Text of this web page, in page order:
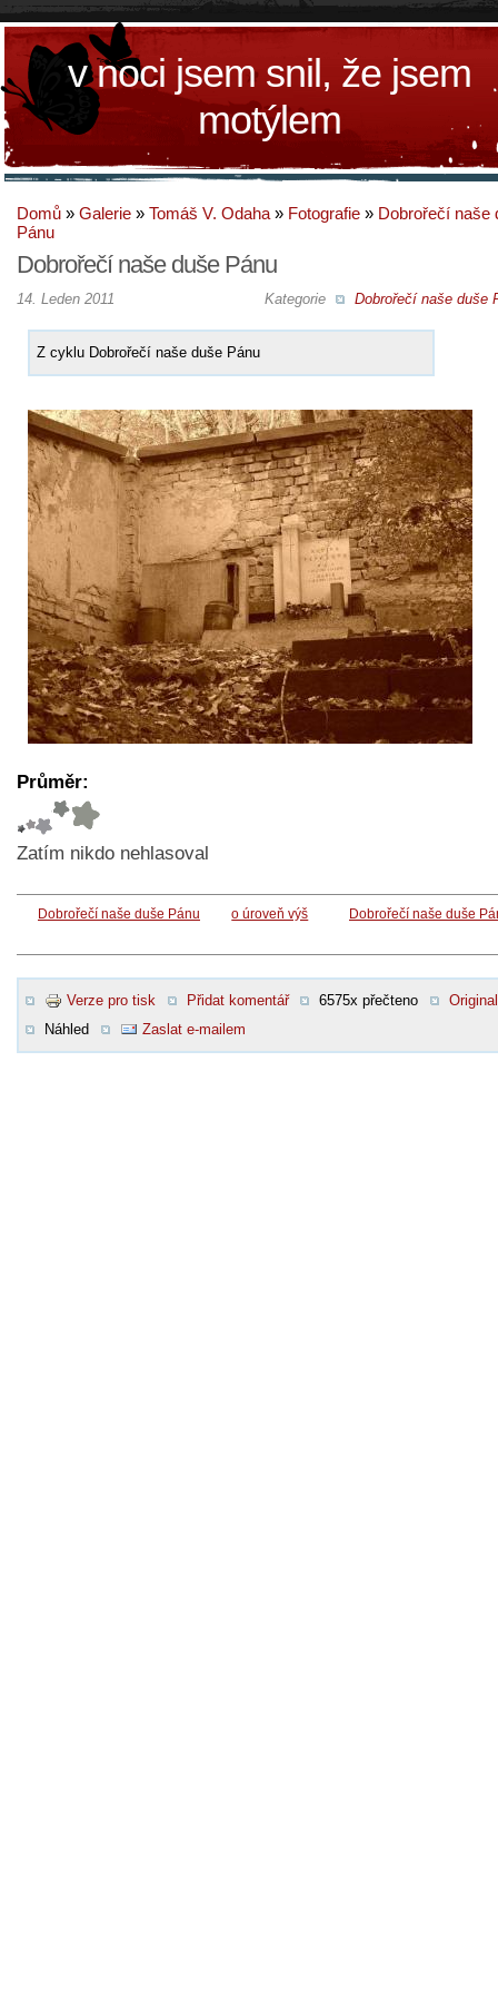
v noci jsem snil, že jsem
motýlem
Domů » Galerie » Tomáš V. Odaha » Fotografie » Dobrořečí naše
Pánu
Dobrořečí naše duše Pánu
Kategorie Dobrořečí naše duše
14. Leden 2011
Z cyklu Dobrořečí naše duše Pánu
Průměr:
Zatím nikdo nehlasoval
Dobrořečí naše duše Pánu o úroveň výš Dobrořečí naše duše
Verze pro tisk Přidat komentář 6575x přečteno
Original
Náhled
Zaslat e-mailem